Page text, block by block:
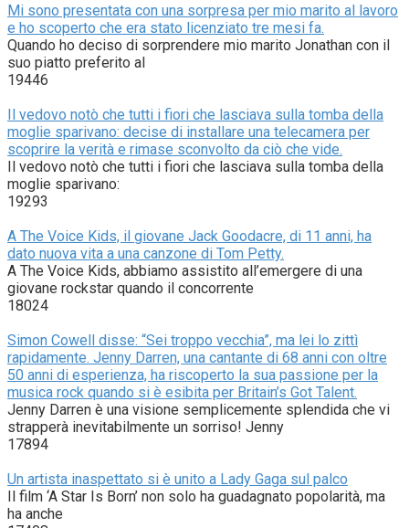
Mi sono presentata con una sorpresa per mio marito al lavoro
e ho scoperto che era stato licenziato tre mesi fa.
Quando ho deciso di sorprendere mio marito Jonathan con il
suo piatto preferito al
19446
Il vedovo notò che tutti i fiori che lasciava sulla tomba della
moglie sparivano: decise di installare una telecamera per
scoprire la verità e rimase sconvolto da ciò che vide.
Il vedovo notò che tutti i fiori che lasciava sulla tomba della
moglie sparivano:
19293
A The Voice Kids, il giovane Jack Goodacre, di 11 anni, ha
dato nuova vita a una canzone di Tom Petty.
A The Voice Kids, abbiamo assistito all’emergere di una
giovane rockstar quando il concorrente
18024
Simon Cowell disse: “Sei troppo vecchia”, ma lei lo zittì
rapidamente. Jenny Darren, una cantante di 68 anni con oltre
50 anni di esperienza, ha riscoperto la sua passione per la
musica rock quando si è esibita per Britain’s Got Talent.
Jenny Darren è una visione semplicemente splendida che vi
strapperà inevitabilmente un sorriso! Jenny
17894
Un artista inaspettato si è unito a Lady Gaga sul palco
Il film ‘A Star Is Born’ non solo ha guadagnato popolarità, ma
ha anche